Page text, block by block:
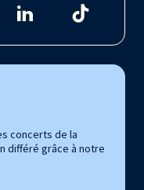
concerts de la
différé grâce à notre